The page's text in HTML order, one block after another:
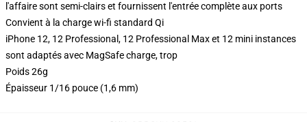
l'affaire sont semi-clairs et fournissent l'entrée complète aux ports
Convient à la charge wi-fi standard Qi
iPhone 12, 12 Professional, 12 Professional Max et 12 mini instances
sont adaptés avec MagSafe charge, trop
Poids 26g
Épaisseur 1/16 pouce (1,6 mm)